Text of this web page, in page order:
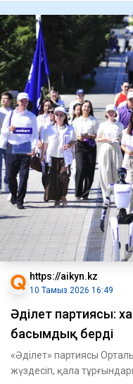
https://aikyn.kz
10 Тамыз 2026 16:49
Әділет партиясы:
басымдық берді
«Әділет» партиясы
жүздесіп, қала